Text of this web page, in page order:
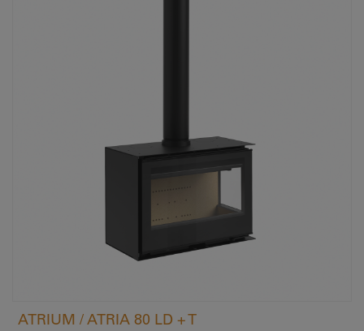
ATRIUM / ATRIA 80 LD + T